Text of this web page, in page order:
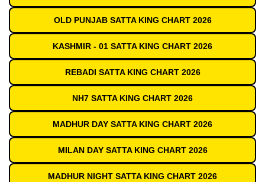
OLD PUNJAB SATTA KING CHART 2026
KASHMIR - 01 SATTA KING CHART 2026
REBADI SATTA KING CHART 2026
NH7 SATTA KING CHART 2026
MADHUR DAY SATTA KING CHART 2026
MILAN DAY SATTA KING CHART 2026
MADHUR NIGHT SATTA KING CHART 2026